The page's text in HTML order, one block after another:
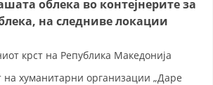
КАКО ДА ДОНИРАТЕ
И ДЕЈСТВО ПРИ КАТАСТРОФИ
ТИМОВИ НА ООЦК ОХРИД
облека во контејнерите за
на следниве локации
крст на Република Македонија
хуманитарни организации „Даре